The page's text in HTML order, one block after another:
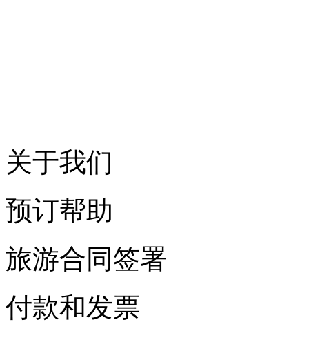
关于我们
预订帮助
旅游合同签署
付款和发票